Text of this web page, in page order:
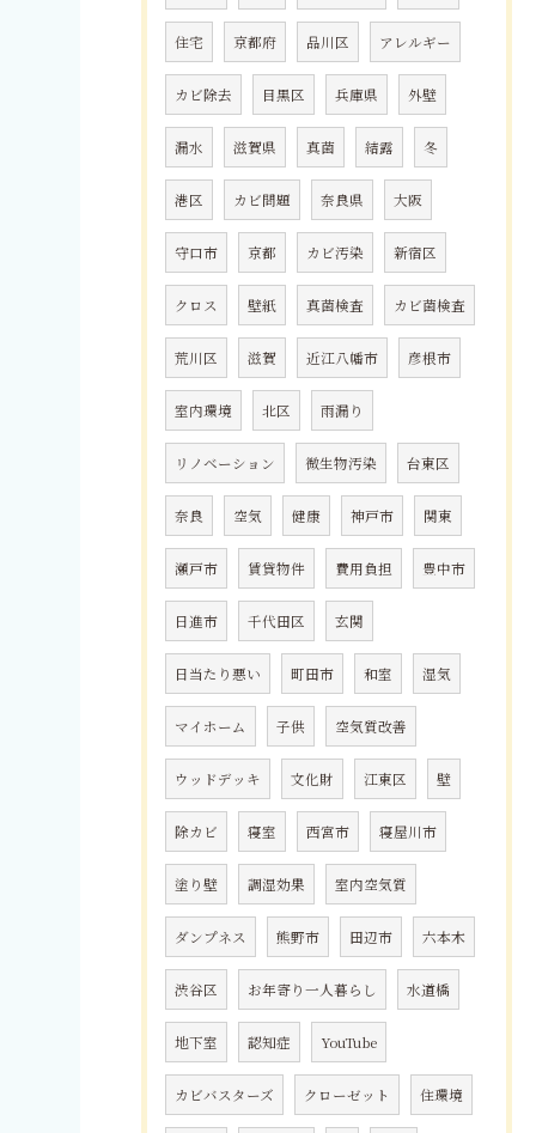
住宅 京都府 品川区 アレルギー
カビ除去 目黒区 兵庫県 外壁
漏水 滋賀県 真菌 結露 冬
港区 カビ問題 奈良県 大阪
守口市 京都 カビ汚染 新宿区
クロス 壁紙 真菌検査 カビ菌検査
荒川区 滋賀 近江八幡市 彦根市
室内環境 北区 雨漏り
リノベーション 微生物汚染 台東区
奈良 空気 健康 神戸市 関東
瀬戸市 賃貸物件 費用負担 豊中市
日進市 千代田区 玄関
日当たり悪い 町田市 和室 湿気
マイホーム 子供 空気質改善
ウッドデッキ 文化財 江東区 壁
除カビ 寝室 西宮市 寝屋川市
塗り壁 調湿効果 室内空気質
ダンプネス 熊野市 田辺市 六本木
渋谷区 お年寄り一人暮らし 水道橋
地下室 認知症 YouTube
カビバスターズ クローゼット 住環境